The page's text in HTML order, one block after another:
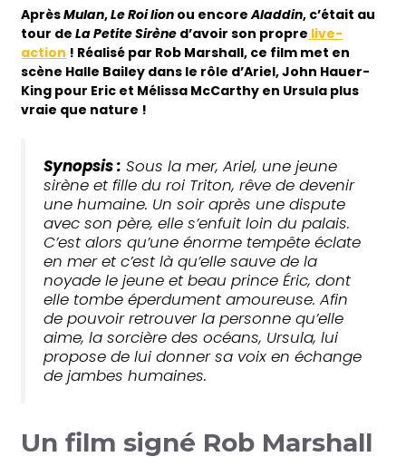
AprèsMulan,Le Roi lion ou encoreAladdin, c’était au
tour deLa Petite Sirène d’avoir son propre live-
action ! Réalisé par Rob Marshall, ce film met en
scène Halle Bailey dans le rôle d’Ariel, John Hauer-
King pour Eric et Mélissa McCarthy en Ursula plus
vraie que nature !
Synopsis : Sous la mer, Ariel, une jeune
sirène et fille du roi Triton, rêve de devenir
une humaine. Un soir après une dispute
avec son père, elle s’enfuit loin du palais.
C’est alors qu’une énorme tempête éclate
en mer et c’est là qu’elle sauve de la
noyade le jeune et beau prince Éric, dont
elle tombe éperdument amoureuse. Afin
de pouvoir retrouver la personne qu’elle
aime, la sorcière des océans, Ursula, lui
propose de lui donner sa voix en échange
de jambes humaines.
Un film signé Rob Marshall